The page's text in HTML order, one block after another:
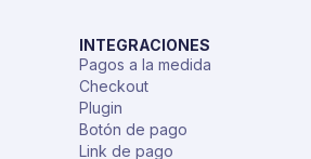
INTEGRACIONES
Pagos a la medida
Checkout
Plugin
Botón de pago
Link de pago